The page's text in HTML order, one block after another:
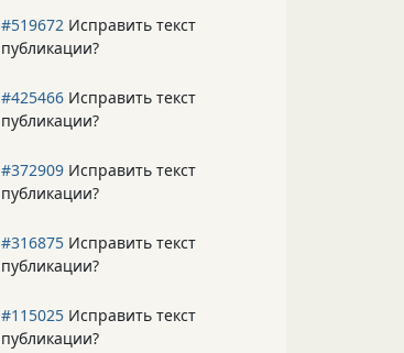
#519672 Исправить текст
публикации?
#425466 Исправить текст
публикации?
#372909 Исправить текст
публикации?
#316875 Исправить текст
публикации?
#115025 Исправить текст
публикации?